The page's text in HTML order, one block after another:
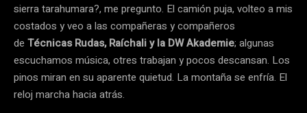
sierra tarahumara?, me pregunto. El camión puja, volteo a mis
costados y veo a las compañeras y compañeros
de Técnicas Rudas, Raíchali y la DW Akademie; algunas
escuchamos música, otres trabajan y pocos descansan. Los
pinos miran en su aparente quietud. La montaña se enfría. El
reloj marcha hacia atrás.